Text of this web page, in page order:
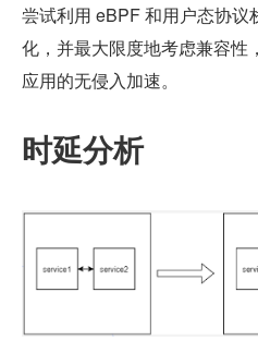
尝试利用 eBPF 和用户态协议
化，并最大限度地考虑兼容性
应用的无侵入加速。
时延分析